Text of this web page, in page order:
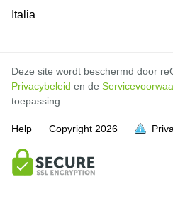
Italia
Deze site wordt beschermd door
Privacybeleid en de
toepassing.
Help Copyright 2026